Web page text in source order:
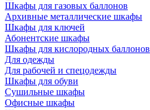
Шкафы для газовых баллонов
Архивные металлические шкафы
Шкафы для ключей
Абонентские шкафы
Шкафы для кислородных баллонов
Для одежды
Для рабочей и спецодежды
Шкафы для обуви
Сушильные шкафы
Офисные шкафы